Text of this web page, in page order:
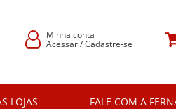
Minha conta
Acessar/Cadastre-se
LOJAS FALE COM A